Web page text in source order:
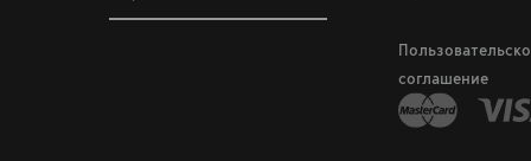
соглашение